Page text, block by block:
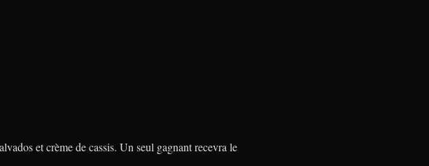
et crème de cassis. Un seul gagnant recevra le